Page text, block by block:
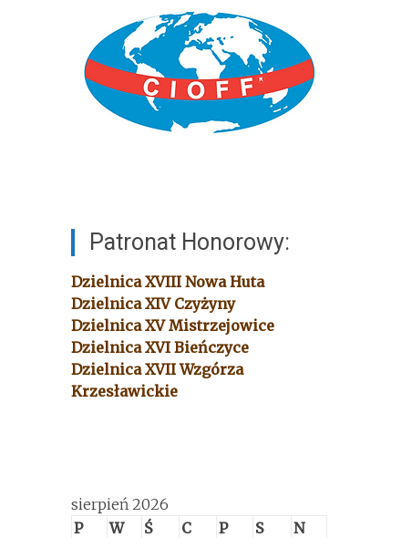
Patronat Honorowy:
Dzielnica XVIII Nowa Huta
Dzielnica XIV Czyżyny
Dzielnica XVMistrzejowice
Dzielnica XVI Bieńczyce
Dzielnica XVIIWzgórza
Krzesławickie
sierpień 2026
P
W Ś C P S
N